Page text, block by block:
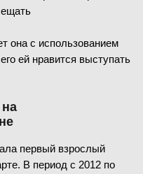
она с использованием
ей нравится выступать
первый взрослый
В период с 2012 по